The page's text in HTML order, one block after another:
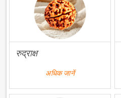
रुद्राक्ष
अधिक जानें